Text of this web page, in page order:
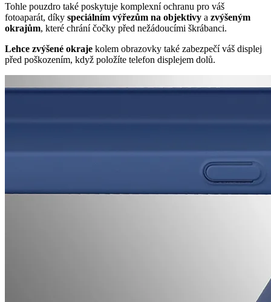
Tohle pouzdro také poskytuje komplexní ochranu pro váš
fotoaparát, díky speciálním výřezům na objektivy a zvýšeným
okrajům, které chrání čočky před nežádoucími škrábanci.
Lehce zvýšené okraje kolem obrazovky také zabezpečí váš displej
před poškozením, když položíte telefon displejem dolů.